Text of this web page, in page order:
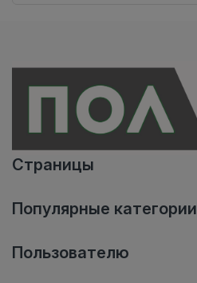
Страницы
Популярные категории
Пользователю